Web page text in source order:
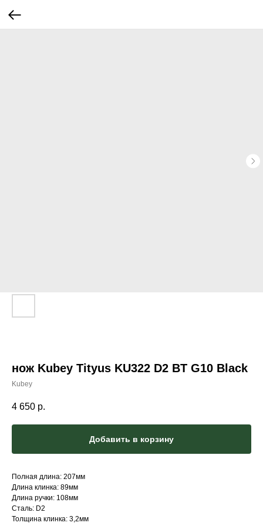
нож Kubey Tityus KU322 D2 BT G10 Black
Kubey
4 650 р.
Добавить в корзину
Полная длина: 207мм
Длина клинка: 89мм
Длина ручки: 108мм
Сталь: D2
Толщина клинка: 3,2мм